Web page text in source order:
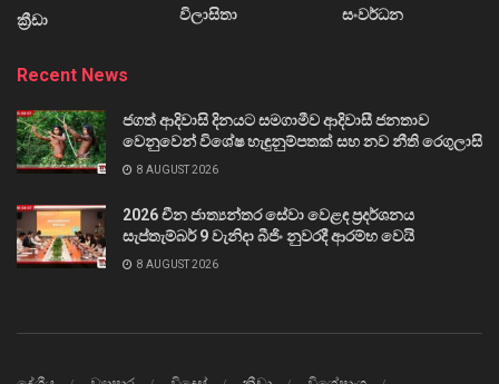
ක්‍රීඩා
විලාසිතා
සංවර්ධන
Recent News
ජගත් ආදිවාසි දිනයට සමගාමීව ආදිවාසී ජනතාව
වෙනුවෙන් විශේෂ හැඳුනුම්පතක් සහ නව නීති රෙගුලාසි
8 AUGUST 2026
2026 චීන ජාත්‍යන්තර සේවා වෙළඳ ප්‍රදර්ශනය
සැප්තැම්බර් 9 වැනිදා බීජිං නුවරදී ආරම්භ වෙයි
8 AUGUST 2026